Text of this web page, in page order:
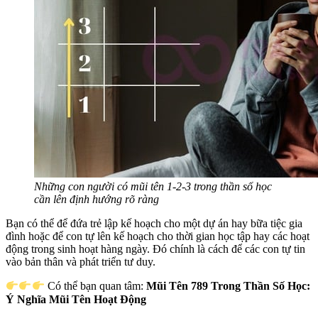
Những con người có mũi tên 1-2-3 trong thần số học
cần lên định hướng rõ ràng
Bạn có thể để đứa trẻ lập kế hoạch cho một dự án hay bữa tiệc gia
đình hoặc để con tự lên kế hoạch cho thời gian học tập hay các hoạt
động trong sinh hoạt hàng ngày. Đó chính là cách để các con tự tin
vào bản thân và phát triển tư duy.
Có thể bạn quan tâm: Mũi Tên 789 Trong Thần Số Học:
Ý Nghĩa Mũi Tên Hoạt Động